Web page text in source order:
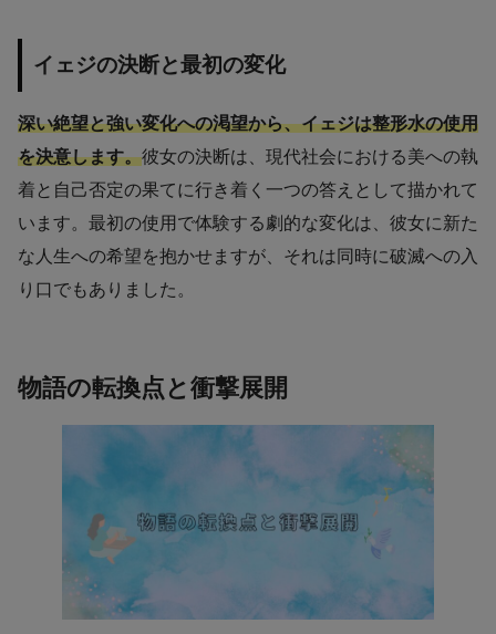
イェジの決断と最初の変化
深い絶望と強い変化への渇望から、イェジは整形水の使用
を決意します。彼女の決断は、現代社会における美への執
着と自己否定の果てに行き着く一つの答えとして描かれて
います。最初の使用で体験する劇的な変化は、彼女に新た
な人生への希望を抱かせますが、それは同時に破滅への入
り口でもありました。
物語の転換点と衝撃展開